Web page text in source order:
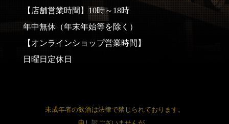
【店舗営業時間】10時～18時
年中無休（年末年始等を除く）
【オンラインショップ営業時間】
日曜日定休日
未成年者の飲酒は法律で禁じられております。